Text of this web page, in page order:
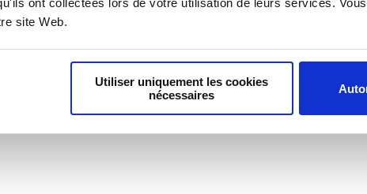
site Web.
Utiliser uniquement les cookies
nécessaires